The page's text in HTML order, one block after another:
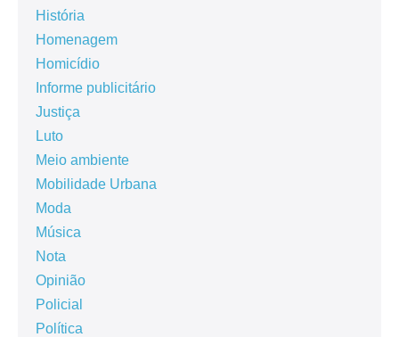
História
Homenagem
Homicídio
Informe publicitário
Justiça
Luto
Meio ambiente
Mobilidade Urbana
Moda
Música
Nota
Opinião
Policial
Política